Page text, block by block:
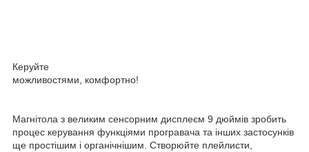
Керуйте
можливостями, комфортно!
Магнітола з великим сенсорним дисплеєм 9 дюймів зробить
процес керування функціями програвача та інших застосунків
ще простішим і органічнішим. Створюйте плейлисти,